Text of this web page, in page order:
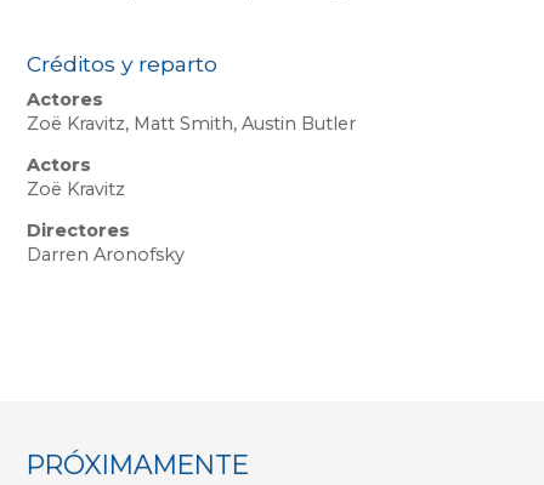
Créditos y reparto
Actores
Zoë Kravitz, Matt Smith, Austin Butler
Actors
Zoë Kravitz
Directores
Darren Aronofsky
PRÓXIMAMENTE